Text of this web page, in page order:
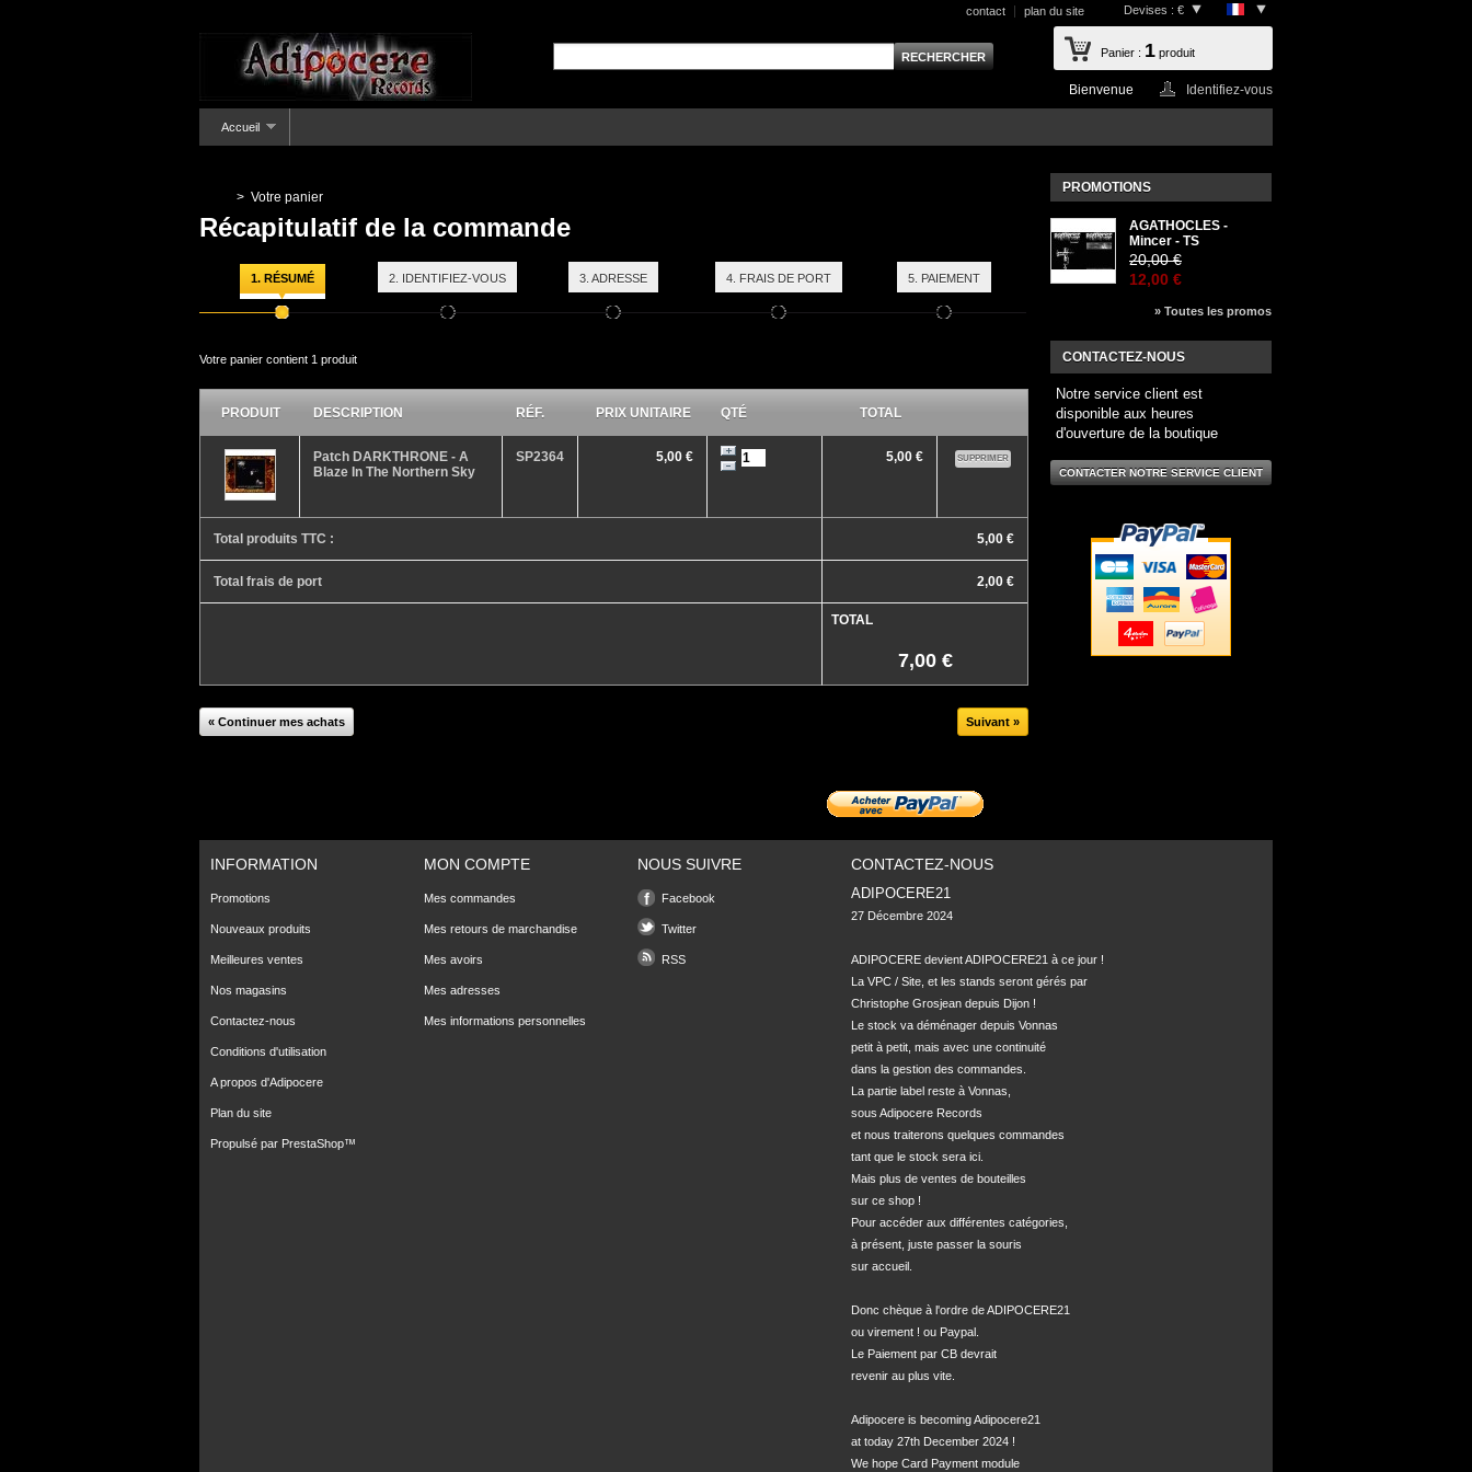
Devises : €
contact plan du site
Panier : 1 produit
Bienvenue Identifiez-vous
Accueil
> Votre panier
Récapitulatif de la commande
1. RÉSUMÉ 2. IDENTIFIEZ-VOUS 3. ADRESSE 4. FRAIS DE PORT 5. PAIEMENT
Votre panier contient 1 produit
PRODUIT DESCRIPTION RÉF. PRIX UNITAIRE QTÉ TOTAL
Total produits TTC : 5,00 €
Total frais de port 2,00 €
TOTAL
7,00 €
Patch DARKTHRONE - A
Blaze In The Northern Sky
SP2364 5,00 € 5,00 € SUPPRIMER
Suivant »
« Continuer mes achats
PROMOTIONS
AGATHOCLES -
Mincer - TS
20,00 €
12,00 €
» Toutes les promos
CONTACTEZ-NOUS
Notre service client est
disponible aux heures
d'ouverture de la boutique
CONTACTER NOTRE SERVICE CLIENT
INFORMATION
Promotions
Nouveaux produits
Meilleures ventes
Nos magasins
Contactez-nous
Conditions d'utilisation
A propos d'Adipocere
Plan du site
Propulsé par PrestaShop™
MON COMPTE
Mes commandes
Mes retours de marchandise
Mes avoirs
Mes adresses
Mes informations personnelles
NOUS SUIVRE
Facebook
Twitter
RSS
CONTACTEZ-NOUS
ADIPOCERE21
27 Décembre 2024
ADIPOCERE devient ADIPOCERE21 à ce jour !
La VPC / Site, et les stands seront gérés par
Christophe Grosjean depuis Dijon !
Le stock va déménager depuis Vonnas
petit à petit, mais avec une continuité
dans la gestion des commandes.
La partie label reste à Vonnas,
sous Adipocere Records
et nous traiterons quelques commandes
tant que le stock sera ici.
Mais plus de ventes de bouteilles
sur ce shop !
Pour accéder aux différentes catégories,
à présent, juste passer la souris
sur accueil.
Donc chèque à l'ordre de ADIPOCERE21
ou virement ! ou Paypal.
Le Paiement par CB devrait
revenir au plus vite.
Adipocere is becoming Adipocere21
at today 27th December 2024 !
We hope Card Payment module